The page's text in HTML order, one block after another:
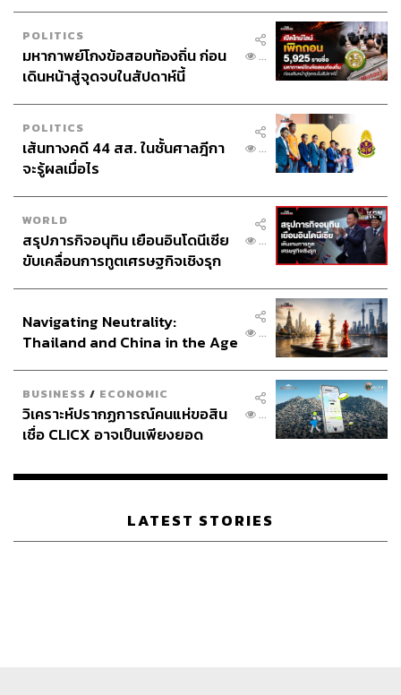
POLITICS
มหากาพย์โกงข้อสอบท้องถิ่น ก่อน
เดินหน้าสู่จุดจบในสัปดาห์นี้
...
POLITICS
เส้นทางคดี 44 สส. ในชั้นศาลฎีกา
จะรู้ผลเมื่อไร
...
WORLD
สรุปภารกิจอนุทิน เยือนอินโดนีเซีย
ขับเคลื่อนการทูตเศรษฐกิจเชิงรุก
...
Navigating Neutrality:
Thailand and China in the Age
...
BUSINESS / ECONOMIC
วิเคราะห์ปรากฏการณ์คนแห่ขอสิน
เชื่อ CLICX อาจเป็นเพียงยอด
เรือนไทยที่ถูกซุกไว้
...
LATEST STORIES